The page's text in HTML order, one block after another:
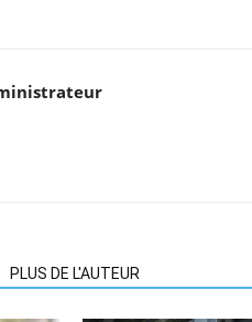
PLUS DE L'AUTEUR